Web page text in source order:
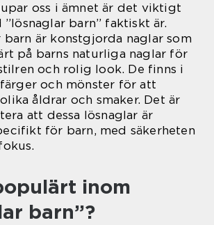
oss i ämnet är det viktigt
barn” faktiskt är.
barn är konstgjorda naglar som
på barns naturliga naglar för
och rolig look. De finns i
och mönster för att
åldrar och smaker. Det är
att dessa lösnaglar är
för barn, med säkerheten
inom
barn”?